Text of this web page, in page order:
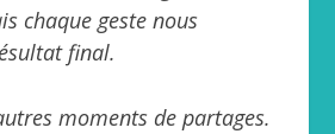
chaque geste nous
final.
moments de partages.